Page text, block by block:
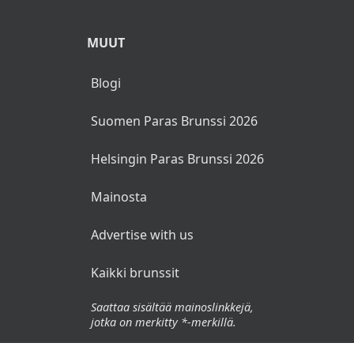
MUUT
Blogi
Suomen Paras Brunssi 2026
Helsingin Paras Brunssi 2026
Mainosta
Advertise with us
Kaikki brunssit
Saattaa sisältää mainoslinkkejä,
jotka on merkitty *-merkillä.